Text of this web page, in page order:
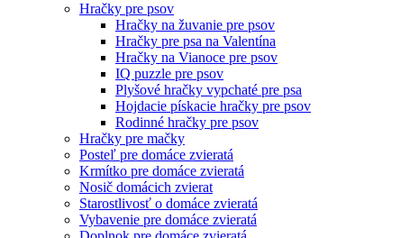
Hračky pre psov
Hračky na žuvanie pre psov
Hračky pre psa na Valentína
Hračky na Vianoce pre psov
IQ puzzle pre psov
Plyšové hračky vypchaté pre psa
Hojdacie pískacie hračky pre psov
Rodinné hračky pre psov
Hračky pre mačky
Posteľ pre domáce zvieratá
Krmítko pre domáce zvieratá
Nosič domácich zvierat
Starostlivosť o domáce zvieratá
Vybavenie pre domáce zvieratá